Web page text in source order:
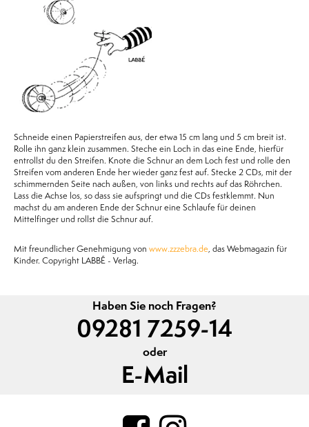
Schneide einen Papierstreifen aus, der etwa 15 cm lang und 5 cm breit ist.
Rolle ihn ganz klein zusammen. Steche ein Loch in das eine Ende, hierfür
entrollst du den Streifen. Knote die Schnur an dem Loch fest und rolle den
Streifen vom anderen Ende her wieder ganz fest auf. Stecke 2 CDs, mit der
schimmernden Seite nach außen, von links und rechts auf das Röhrchen.
Lass die Achse los, so dass sie aufspringt und die CDs festklemmt. Nun
machst du am anderen Ende der Schnur eine Schlaufe für deinen
Mittelfinger und rollst die Schnur auf.
Mit freundlicher Genehmigung von www.zzzebra.de , das Webmagazin für
Kinder. Copyright LABBÉ - Verlag.
Haben Sie noch Fragen?
09281 7259-14
oder
E-Mail